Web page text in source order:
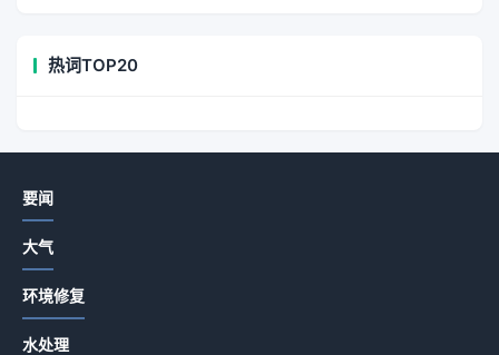
热词TOP20
要闻
大气
环境修复
水处理